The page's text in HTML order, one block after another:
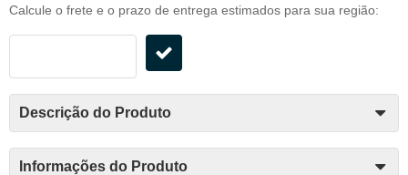
Calcule o frete e o prazo de entrega estimados para sua região:
Descrição do Produto
Informações do Produto